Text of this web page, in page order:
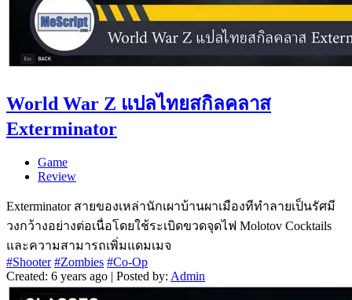
World War Z แปลไทยสกิลคลาส
Exterminator
Game
Review
Exterminator สายของเหล่านักเผาบ้านผาเมืองทีทำลายเป็นรัศมี
วงกว้างอย่างต่อเนื่อโดยใช้ระเบิดขวดจุดไฟ Molotov Cocktails
และความสามารถเพิ่มแดมเมจ
#Shooter #Zombies #Co-Op
Created: 6 years ago | Posted by: Admin